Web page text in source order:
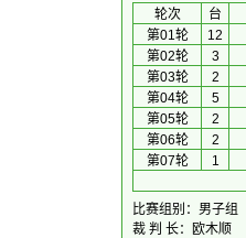
轮次 台
第01轮
12
第02轮
3
第03轮
2
第04轮
5
第05轮
2
第06轮
2
第07轮
1
比赛组别：男子组
裁 判 长：欧木顺